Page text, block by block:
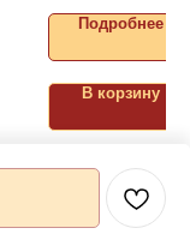
Подробнее
В корзину